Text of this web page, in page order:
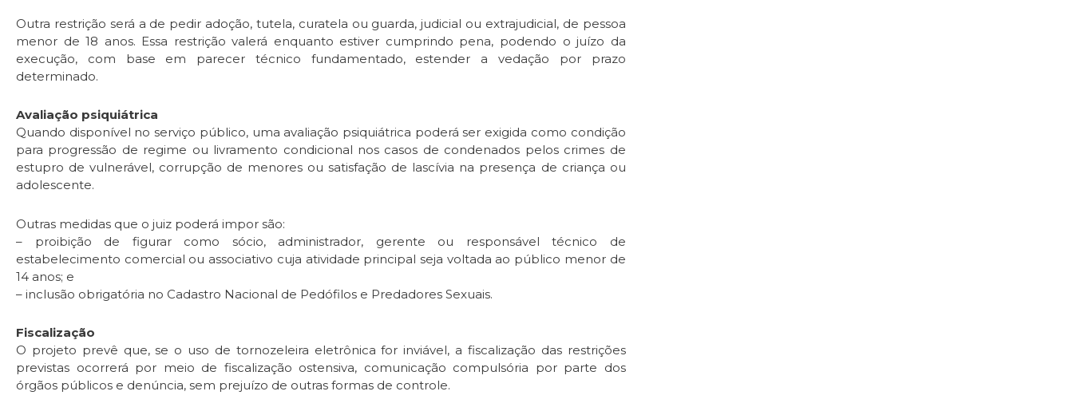
Outra restrição será a de pedir adoção, tutela, curatela ou guarda, judicial ou extrajudicial, de pessoa
menor de 18 anos. Essa restrição valerá enquanto estiver cumprindo pena, podendo o juízo da
execução, com base em parecer técnico fundamentado, estender a vedação por prazo
determinado.
Avaliação psiquiátrica
Quando disponível no serviço público, uma avaliação psiquiátrica poderá ser exigida como condição
para progressão de regime ou livramento condicional nos casos de condenados pelos crimes de
estupro de vulnerável, corrupção de menores ou satisfação de lascívia na presença de criança ou
adolescente.
Outras medidas que o juiz poderá impor são:
– proibição de figurar como sócio, administrador, gerente ou responsável técnico de
estabelecimento comercial ou associativo cuja atividade principal seja voltada ao público menor de
14 anos; e
– inclusão obrigatória no Cadastro Nacional de Pedófilos e Predadores Sexuais.
Fiscalização
O projeto prevê que, se o uso de tornozeleira eletrônica for inviável, a fiscalização das restrições
previstas ocorrerá por meio de fiscalização ostensiva, comunicação compulsória por parte dos
órgãos públicos e denúncia, sem prejuízo de outras formas de controle.